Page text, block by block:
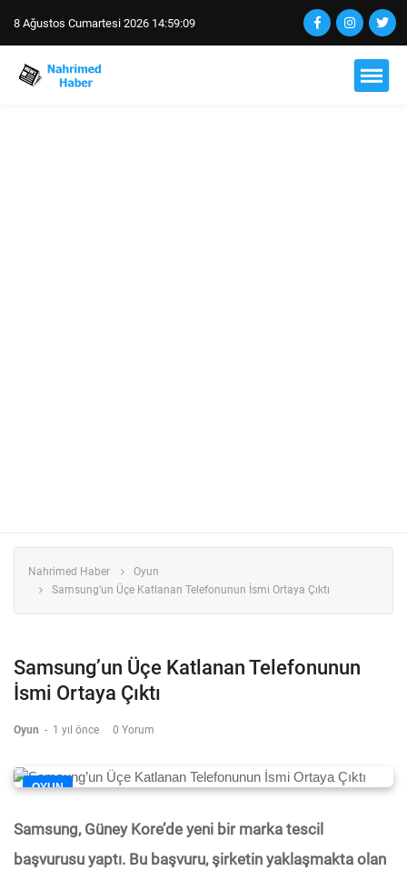
8 Ağustos Cumartesi 2026 14:59:10
Nahrimed Haber
Oyun
Samsung’un Üçe Katlanan Telefonunun İsmi Ortaya Çıktı
Samsung’un Üçe Katlanan Telefonunun
İsmi Ortaya Çıktı
Oyun - 1 yıl önce 0 Yorum
OYUN
Samsung, Güney Kore’de yeni bir marka tescil
başvurusu yaptı. Bu başvuru, şirketin yaklaşmakta olan